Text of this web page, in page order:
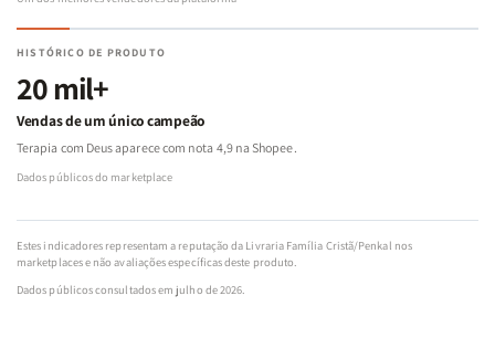
HISTÓRICO DE PRODUTO
20 mil+
Vendas de um único campeão
Terapia com Deus aparece com nota 4,9 na Shopee.
Dados públicos do marketplace
Estes indicadores representam a reputação da Livraria Família Cristã/Penkal nos
marketplaces e não avaliações específicas deste produto.
Dados públicos consultados em julho de 2026.